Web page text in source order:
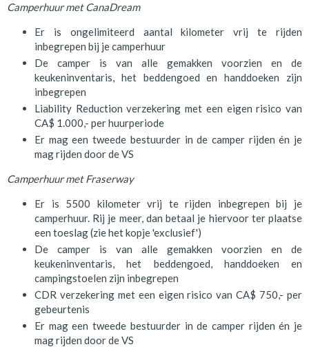
Camperhuur met CanaDream
Er is ongelimiteerd aantal kilometer vrij te rijden
inbegrepen bij je camperhuur
De camper is van alle gemakken voorzien en de
keukeninventaris, het beddengoed en handdoeken zijn
inbegrepen
Liability Reduction verzekering met een eigen risico van
CA$ 1.000,- per huurperiode
Er mag een tweede bestuurder in de camper rijden én je
mag rijden door de VS
Camperhuur met Fraserway
Er is 5500 kilometer vrij te rijden inbegrepen bij je
camperhuur. Rij je meer, dan betaal je hiervoor ter plaatse
een toeslag (zie het kopje 'exclusief')
De camper is van alle gemakken voorzien en de
keukeninventaris, het beddengoed, handdoeken en
campingstoelen zijn inbegrepen
CDR verzekering met een eigen risico van CA$ 750,- per
gebeurtenis
Er mag een tweede bestuurder in de camper rijden én je
mag rijden door de VS